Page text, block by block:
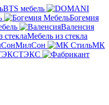
BTS мебель
Богемия
Валенсия
Мебель из стекла
МилСон
МК
ТЭКС